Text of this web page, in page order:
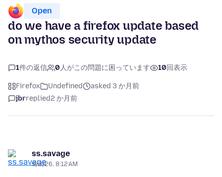
Open
do we have a firefox update based
on mythos security update
1件の返信 0人がこの問題に困っています 10回表示
Firefox Undefined
asked 3 か月前
jbrreplied2 か月前
ss.savage
5/8/26, 8:12 AM